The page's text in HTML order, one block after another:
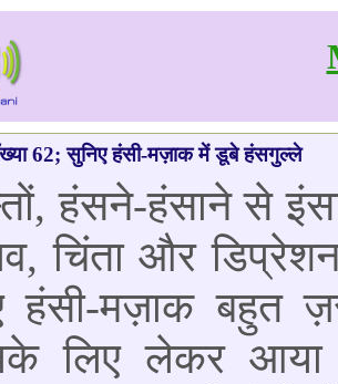
62; सुनिए हंसी-मज़ाक में डूबे हंसगुल्ले
हंसने-हंसाने से
चिंता और
हंसी-मज़ाक बहुत
लिए लेकर आया